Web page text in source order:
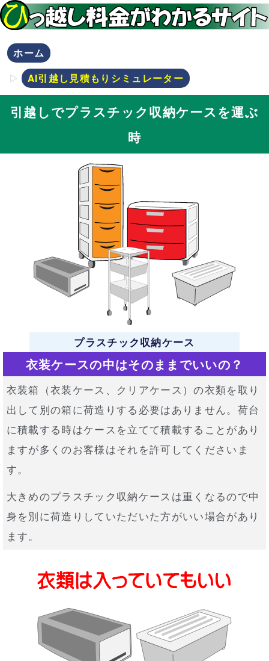
ホーム
AI引越し見積もりシミュレーター
引越しでプラスチック収納ケースを運ぶ
時
プラスチック収納ケース
衣装ケースの中はそのままでいいの？
衣装箱（衣装ケース、クリアケース）の衣類を取り
出して別の箱に荷造りする必要はありません。荷台
に積載する時はケースを立てて積載することがあり
ますが多くのお客様はそれを許可してくださいま
す。
大きめのプラスチック収納ケースは重くなるので中
身を別に荷造りしていただいた方がいい場合があり
ます。